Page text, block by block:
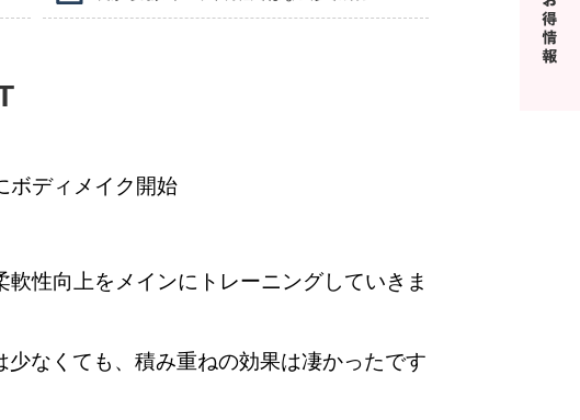
ボディメイク開始
性向上をメインにトレーニングしていきま
なくても、積み重ねの効果は凄かったです